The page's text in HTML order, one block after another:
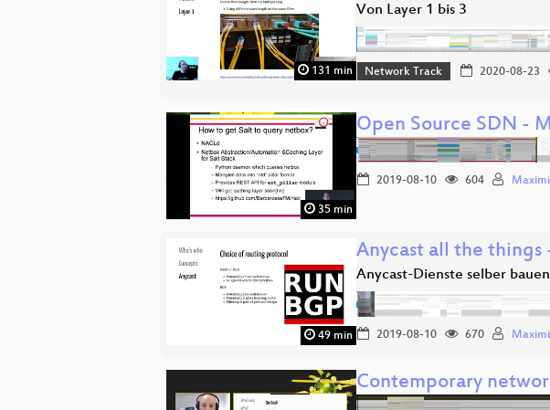
131 min
Von Layer 1 bis 3
Network Track 2020-08-23
35 min
Open Source SDN -
2019-08-10 604
49 min
Anycast all the
Anycast-Dienste selber
2019-08-10 670
Contemporary